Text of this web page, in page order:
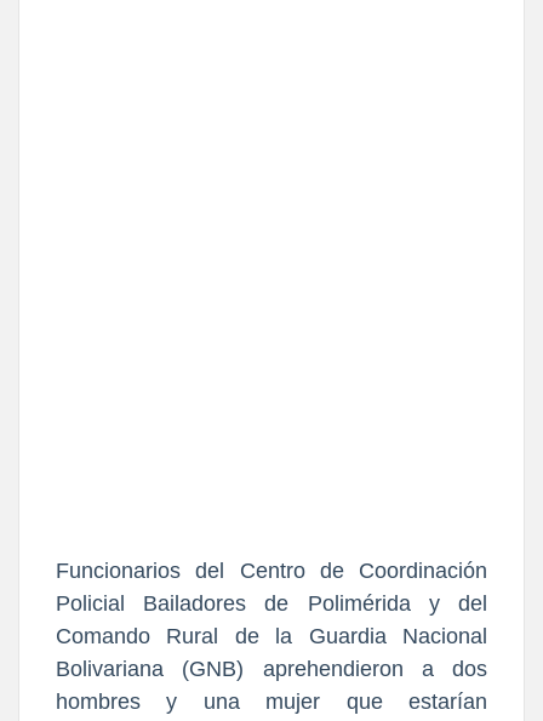
Funcionarios del Centro de Coordinación
Policial Bailadores de Polimérida y del
Comando Rural de la Guardia Nacional
Bolivariana (GNB) aprehendieron a dos
hombres y una mujer que estarían